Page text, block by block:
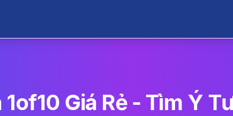
Giá Rẻ - Tìm Ý